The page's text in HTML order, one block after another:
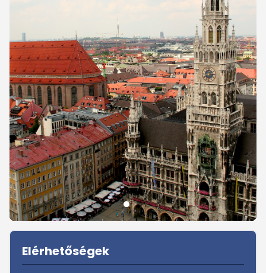
Sidebar
Elérhetőségek